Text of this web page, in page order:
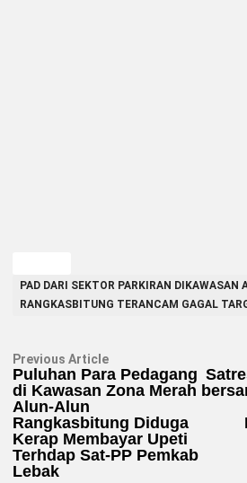
PAD DARI SEKTOR PARKIRAN DIKAWASAN
RANGKASBITUNG TERANCAM GAGAL
Navigasi
pos
Previous ArticlePrevious
article:
Puluhan Para Pedagang
di Kawasan Zona Merah
Alun-Alun
Rangkasbitung Diduga
Kerap Membayar Upeti
Terhdap Sat-PP Pemkab
Lebak